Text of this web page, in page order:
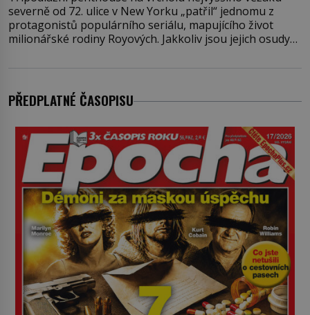
severně od 72. ulice v New Yorku „patřil“ jednomu z
protagonistů populárního seriálu, mapujícího život
milionářské rodiny Royových. Jakkoliv jsou jejich osudy
jenom jednou z nemovitostí
PŘEDPLATNÉ ČASOPISU